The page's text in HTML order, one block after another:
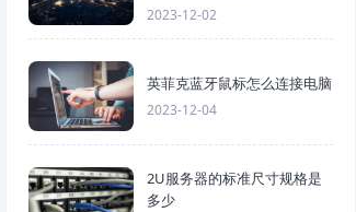
2023-12-02
英菲克蓝牙鼠标怎么连接电脑
2023-12-04
2U服务器的标准尺寸规格是
多少